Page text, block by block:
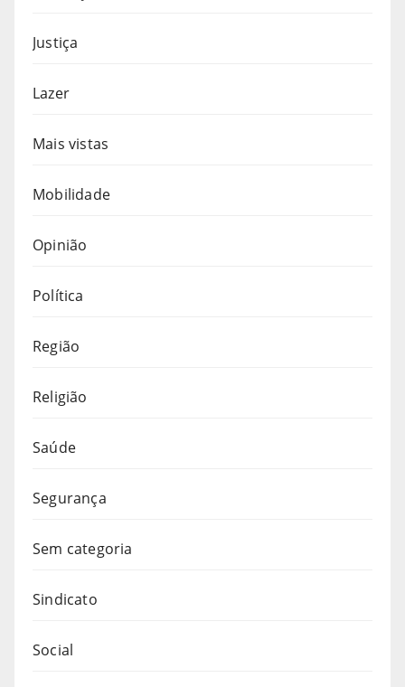
Justiça
Lazer
Mais vistas
Mobilidade
Opinião
Política
Região
Religião
Saúde
Segurança
Sem categoria
Sindicato
Social